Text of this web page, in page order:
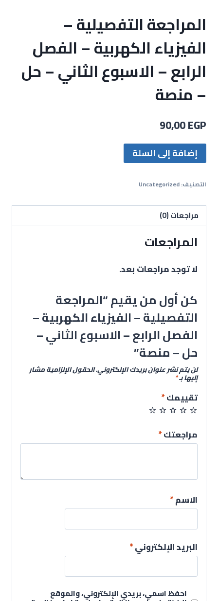
المراجعة التفصيلية –
الفيزياء الكهربية – الفصل
الرابع – الاسبوع الثاني – حل
– منصة
90,00EGP
إضافة إلى السلة
التصنيف:Uncategorized
مراجعات (0)
المراجعات
لا توجد مراجعات بعد.
كن أول من يقيم “المراجعة
التفصيلية – الفيزياء الكهربية –
الفصل الرابع – الاسبوع الثاني –
حل – منصة”
لن يتم نشر عنوان بريدك الإلكتروني.الحقول الإلزامية مشار
إليها بـ*
تقييمك*
مراجعتك*
الاسم*
البريد الإلكتروني*
احفظ اسمي، بريدي الإلكتروني، والموقع